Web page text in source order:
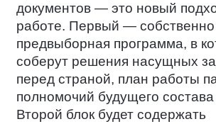
документов — это новый
работе. Первый — собственно
предвыборная программа, в
соберут решения насущных
перед страной, план работы
полномочий будущего
Второй блок будет содержать